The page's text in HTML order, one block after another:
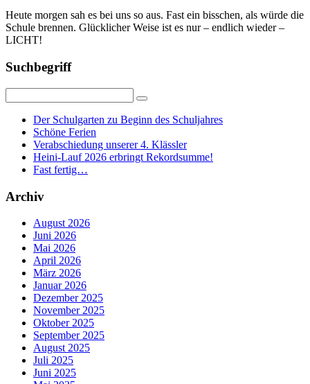
Heute morgen sah es bei uns so aus. Fast ein bisschen, als würde die
Schule brennen. Glücklicher Weise ist es nur – endlich wieder –
LICHT!
Suchbegriff
Der Schulgarten zu Beginn des Schuljahres
Schöne Ferien
Verabschiedung unserer 4. Klässler
Heini-Lauf 2026 erbringt Rekordsumme!
Fast fertig…
Archiv
August 2026
Juni 2026
Mai 2026
April 2026
März 2026
Januar 2026
Dezember 2025
November 2025
Oktober 2025
September 2025
August 2025
Juli 2025
Juni 2025